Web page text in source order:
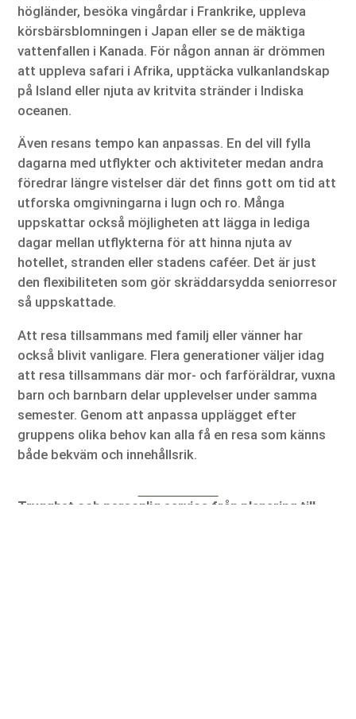
högländer, besöka vingårdar i Frankrike, uppleva
körsbärsblomningen i Japan eller se de mäktiga
vattenfallen i Kanada. För någon annan är drömmen
att uppleva safari i Afrika, upptäcka vulkanlandskap
på Island eller njuta av kritvita stränder i Indiska
oceanen.
Även resans tempo kan anpassas. En del vill fylla
dagarna med utflykter och aktiviteter medan andra
föredrar längre vistelser där det finns gott om tid att
utforska omgivningarna i lugn och ro. Många
uppskattar också möjligheten att lägga in lediga
dagar mellan utflykterna för att hinna njuta av
hotellet, stranden eller stadens caféer. Det är just
den flexibiliteten som gör skräddarsydda seniorresor
så uppskattade.
Att resa tillsammans med familj eller vänner har
också blivit vanligare. Flera generationer väljer idag
att resa tillsammans där mor- och farföräldrar, vuxna
barn och barnbarn delar upplevelser under samma
semester. Genom att anpassa upplägget efter
gruppens olika behov kan alla få en resa som känns
både bekväm och innehållsrik.
Trygghet och personlig service från planering till